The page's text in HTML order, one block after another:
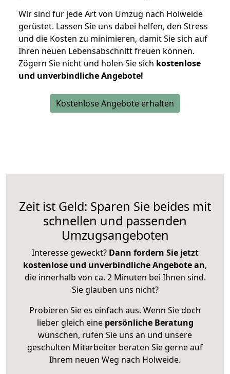
Wir sind für jede Art von Umzug nach Holweide
gerüstet. Lassen Sie uns dabei helfen, den Stress
und die Kosten zu minimieren, damit Sie sich auf
Ihren neuen Lebensabschnitt freuen können.
Zögern Sie nicht und holen Sie sich kostenlose
und unverbindliche Angebote!
Kostenlose Angebote erhalten
Zeit ist Geld: Sparen Sie beides mit
schnellen und passenden
Umzugsangeboten
Interesse geweckt? Dann fordern Sie jetzt
kostenlose und unverbindliche Angebote an,
die innerhalb von ca. 2 Minuten bei Ihnen sind.
Sie glauben uns nicht?
Probieren Sie es einfach aus. Wenn Sie doch
lieber gleich eine persönliche Beratung
wünschen, rufen Sie uns an und unsere
geschulten Mitarbeiter beraten Sie gerne auf
Ihrem neuen Weg nach Holweide.